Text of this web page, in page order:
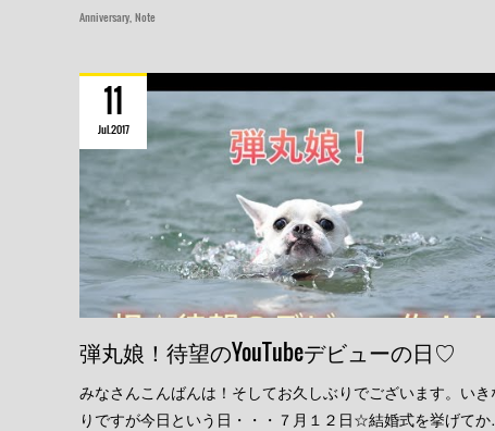
Anniversary Note
弾丸娘！待望のYouTubeデビューの日♡
みなさんこんばんは！そしてお久しぶりでございます。いき
りですが今日という日・・・７月１２日☆結婚式を挙げて
11
Jul2017